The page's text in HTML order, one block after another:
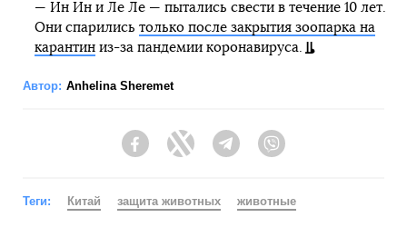
— Ин Ин и Ле Ле — пытались свести в течение 10 лет.
Они спарились только после закрытия зоопарка на
карантиниз-за пандемии коронавируса.
Автор: Anhelina Sheremet
FacebookTwitter Telegram
Теги: Китай защита животных животные